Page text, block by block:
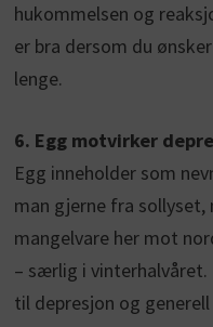
hukommelsen og
er bra dersom du
lenge.
6. Egg motvirker
Egg inneholder som
man gjerne fra sollyset,
mangelvare her mot
– særlig i
til depresjon og